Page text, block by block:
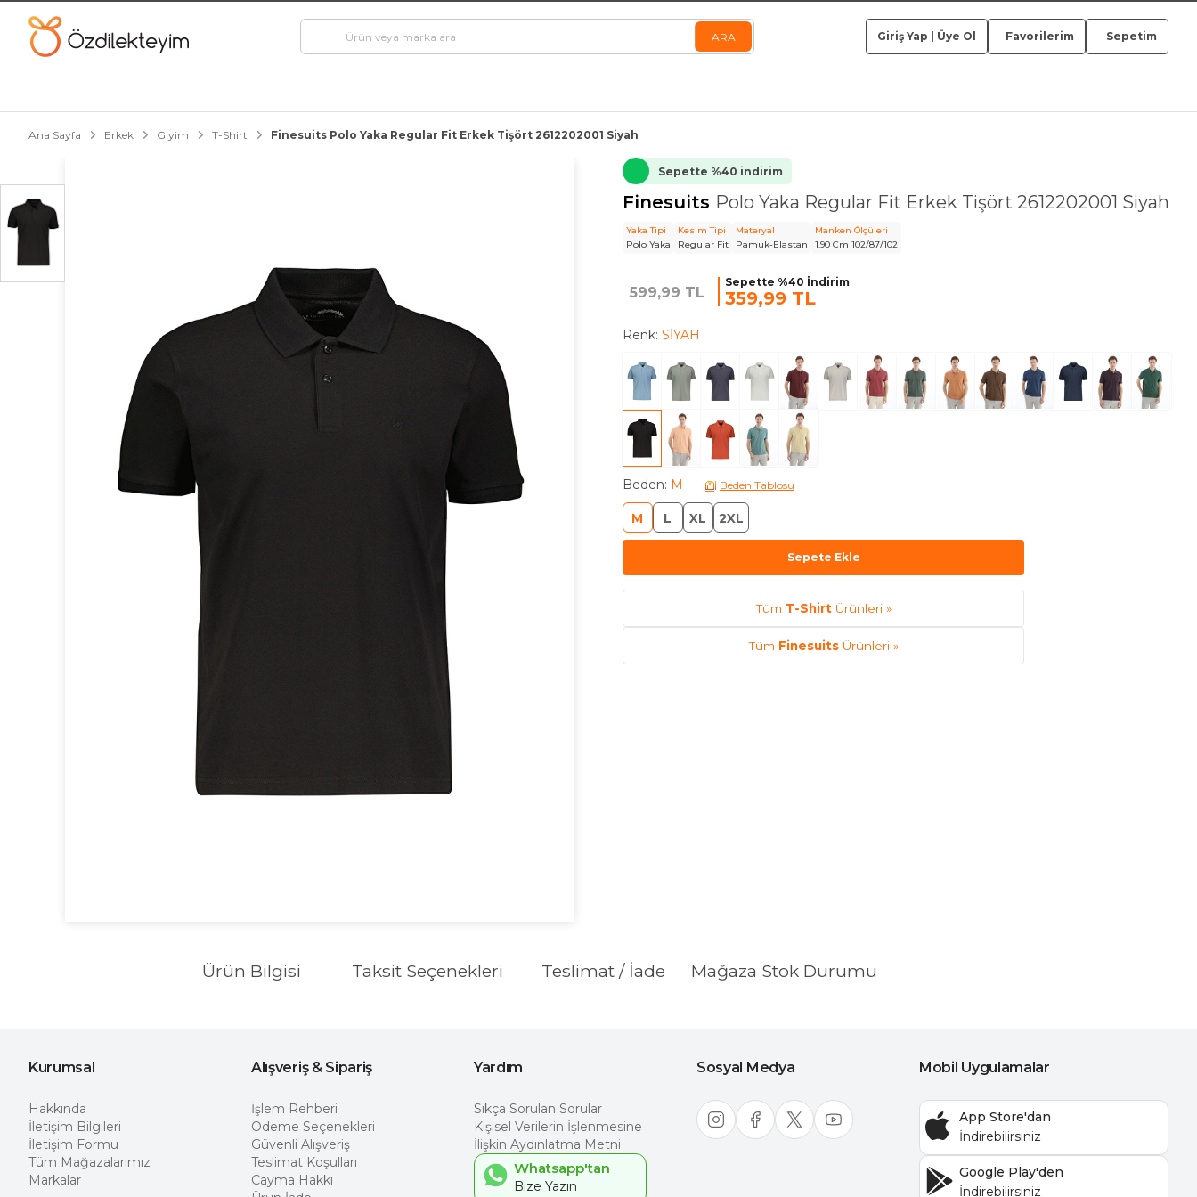
Giriş Yap Üye Ol Favorilerim Sepetim
Ana Sayfa Erkek Giyim T-Shirt Finesuits Polo Yaka Regular Fit Erkek Tişört 2612202001 Siyah
Sepette %40 indirim
Finesuits Polo Yaka Regular Fit Erkek Tişört 2612202001 Siyah
Yaka Tipi
Polo Yaka
Kesim Tipi
Regular Fit
Materyal
Pamuk-Elastan
Manken Ölçüleri
1.90 Cm 102/87/102
599,99 TL
Sepette %40 İndirim
359,99 TL
Renk: SİYAH
Beden: M Beden Tablosu
M L XL 2XL
Sepete Ekle
Tüm T-ShirtÜrünleri »
Tüm FinesuitsÜrünleri »
Ürün Bilgisi Taksit Seçenekleri Teslimat / İade Mağaza Stok Durumu
Kurumsal
Hakkında
İletişim Bilgileri
İletişim Formu
Tüm Mağazalarımız
Markalar
Alışveriş & Sipariş
İşlem Rehberi
Ödeme Seçenekleri
Güvenli Alışveriş
Teslimat Koşulları
Cayma Hakkı
Yardım
Sıkça Sorulan Sorular
Kişisel Verilerin İşlenmesine
İlişkin Aydınlatma Metni
Whatsapp'tan
Sosyal Medya Mobil Uygulamalar
App Store'dan
Google Play'den